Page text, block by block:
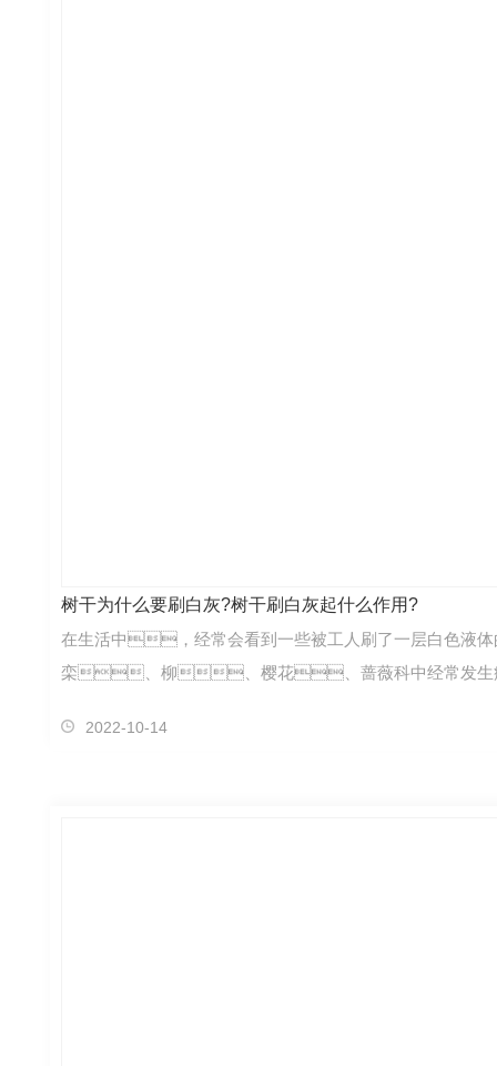
树干为什么要刷白灰?树干刷白灰起什么作用?
在生活中，经常会看到一些被工人刷了一层
栾、柳、樱花、蔷薇科中经常发生
2022-10-14